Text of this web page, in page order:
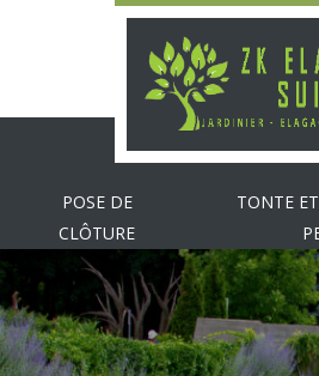
POSE DE
CLÔTURE
TONTE